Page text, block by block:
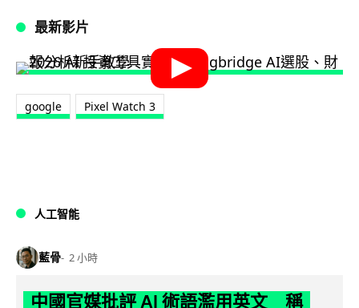
最新影片
google Pixel Watch 3
人工智能
藍骨 2 小時
中國官媒批評 AI 術語濫用英文 稱